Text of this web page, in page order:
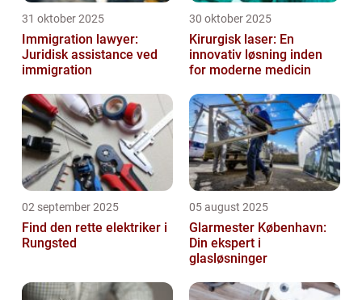
31 oktober 2025
Immigration lawyer:
Juridisk assistance ved
immigration
30 oktober 2025
Kirurgisk laser: En
innovativ løsning inden
for moderne medicin
02 september 2025
Find den rette elektriker i
Rungsted
05 august 2025
Glarmester København:
Din ekspert i
glasløsninger